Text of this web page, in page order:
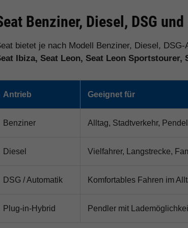
Benziner, Diesel, DSG
bietet je nach Modell Benziner, Diesel,
Ibiza, Seat Leon, Seat Leon Sportstourer,
Antrieb Geeignet für
Benziner Alltag, Stadtverkehr,
Diesel Vielfahrer, Langstrecke,
DSG / Automatik Komfortables Fahren im
Plug-in-Hybrid Pendler mit